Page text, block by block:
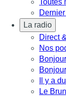
La radio
Direct
Nos
Il y a
Le